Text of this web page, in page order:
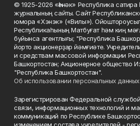
© 1925-2026 «Һәнәк» Республика
журналының сайты. Сайт
юмора «Хэнэк» («Вилы»).
Республикаһының Матбуғат һәм киң
буйынса агентлығы; "Республика
йорто акционерҙар йәмғиәте.
и средствам массовой информации
Башкортостан; Акционерное общество
"Республика Башкортостан".
Об использовании персональных данных
Зарегистрирован Федеральной
связи, информационных технологий и
коммуникаций по Республике